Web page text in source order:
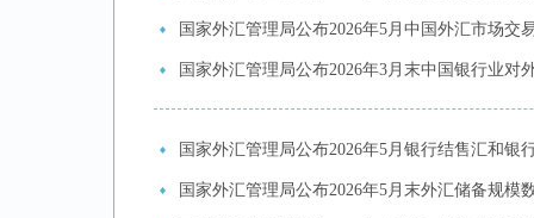
国家外汇管理局公布2026年5月中国外汇市场交
国家外汇管理局公布2026年3月末中国银行业对
国家外汇管理局公布2026年5月银行结售汇和银
国家外汇管理局公布2026年5月末外汇储备规模